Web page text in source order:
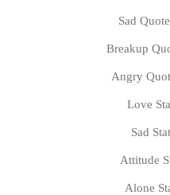
Sad
Breakup
Angry
Love
Sad
Attitude
Alone